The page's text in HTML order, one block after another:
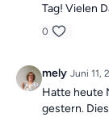
Tag! Vielen
0
mely Juni 11,
Hatte heute
gestern.